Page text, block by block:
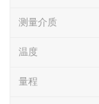
测量介质
温度
量程